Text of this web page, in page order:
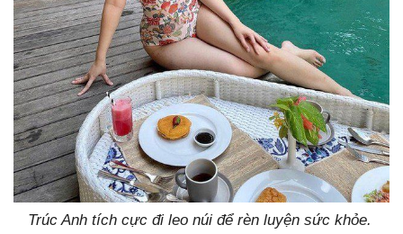
Trúc Anh tích cực đi leo núi để rèn luyện sức khỏe.